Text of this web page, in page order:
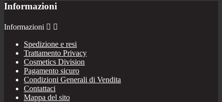
Informazioni
Informazioni  
Spedizione e resi
Trattamento Privacy
Cosmetics Division
Pagamento sicuro
Condizioni Generali di Vendita
Contattaci
Mappa del sito